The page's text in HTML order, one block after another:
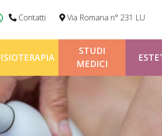
Contatti Via Romana n° 231 LU
STUDI
MEDICI